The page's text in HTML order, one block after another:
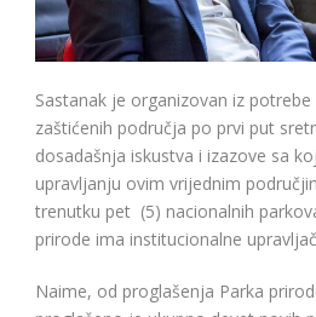
Sastanak je organizovan iz
zaštićenih područja po prvi put
dosadašnja iskustva i izazove sa
upravljanju ovim vrijednim
trenutku pet (5) nacionalnih
prirode ima institucionalne
Naime, od proglašenja Parka